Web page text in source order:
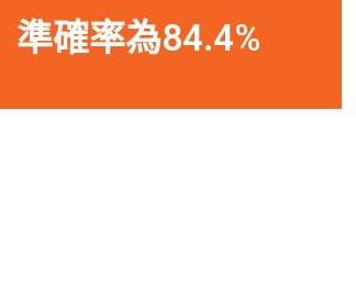
準確率為84.4%